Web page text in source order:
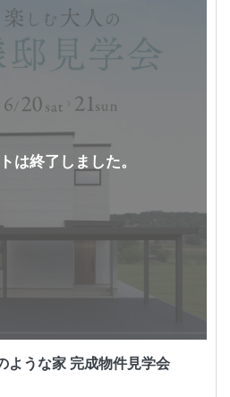
は終了しました。
ような家 完成物件見学会